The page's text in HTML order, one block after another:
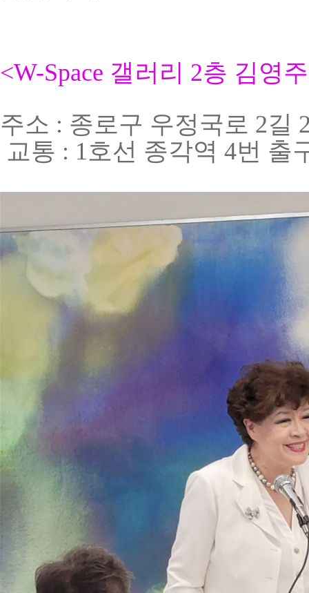
<W-Space 갤러리 2층 김영
주소 : 종로구 우정국로 2길
교통 : 1호선 종각역 4번 출